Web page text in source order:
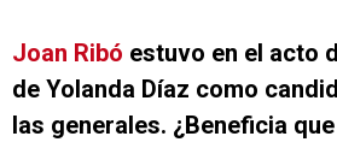
Joan Ribó estuvo en el acto
de Yolanda Díaz como
las generales. ¿Beneficia